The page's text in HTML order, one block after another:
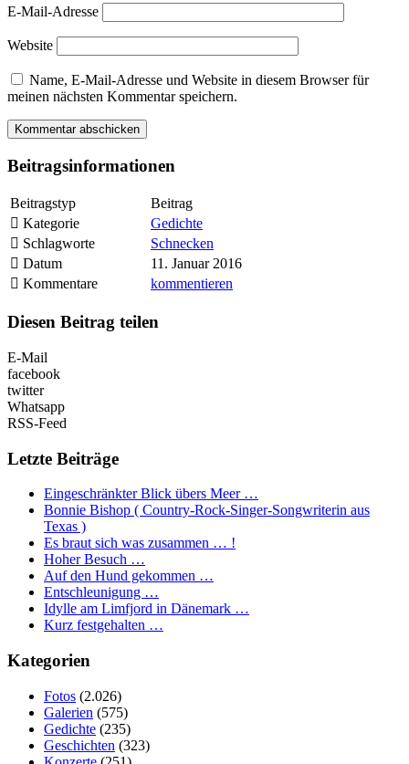
E-Mail-Adresse
Website
Name, E-Mail-Adresse und Website in diesem Browser für
meinen nächsten Kommentar speichern.
Beitragsinformationen
Beitragstyp
Beitrag
Kategorie
Gedichte
Schlagworte
Schnecken
Datum
11. Januar 2016
Kommentare
kommentieren
Diesen Beitrag teilen
E-Mail
facebook
twitter
Whatsapp
RSS-Feed
Letzte Beiträge
Eingeschränkter Blick übers Meer …
Bonnie Bishop ( Country-Rock-Singer-Songwriterin aus
Texas )
Es braut sich was zusammen … !
Hoher Besuch …
Auf den Hund gekommen …
Entschleunigung …
Idylle am Limfjord in Dänemark …
Kurz festgehalten …
Kategorien
Fotos (2.026)
Galerien (575)
Gedichte (235)
Geschichten (323)